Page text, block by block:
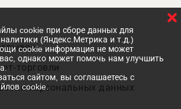
торговли
персональных данных
cookie при сборе данных для
(Яндекс.Метрика и т.д.)
cookie информация не может
однако может помочь нам улучшить
сайтом, вы соглашаетесь с
cookie.